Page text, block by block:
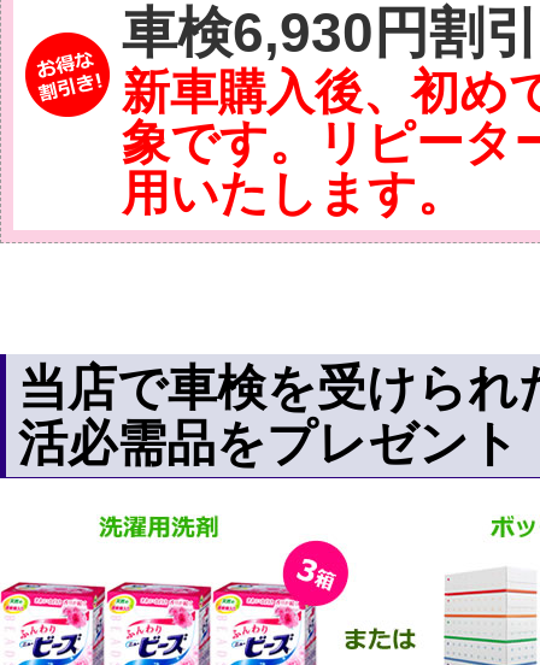
車検6,930円割
新車購入後、初め
象です。リピータ
用いたします。
当店で車検を受けら
活必需品をプレゼント